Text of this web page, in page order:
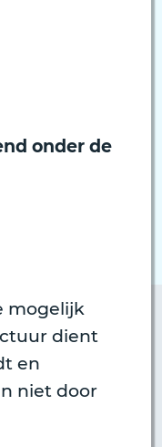
onder de
mogelijk
dient
en
niet door